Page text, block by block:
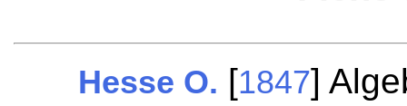
Hesse O. [1847]